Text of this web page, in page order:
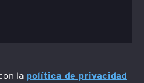
la política de privacidad